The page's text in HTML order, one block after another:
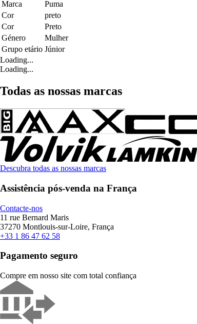
Marca
Puma
Cor
preto
Cor
Preto
Género
Mulher
Grupo etário Júnior
Loading...
Loading...
Todas as nossas marcas
Descubra todas as nossas marcas
Assistência pós-venda na França
Contacte-nos
11 rue Bernard Maris
37270 Montlouis-sur-Loire, França
+33 1 86 47 62 58
Pagamento seguro
Compre em nosso site com total confiança